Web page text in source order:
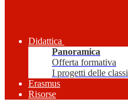
Didattica
Panoramica
Offerta formativa
I progetti delle classi
Erasmus
Risorse